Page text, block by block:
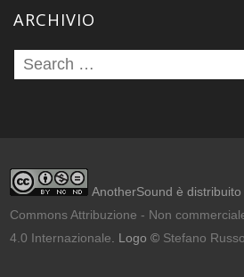
ARCHIVIO
AnotherSound è
Commons Attribuzione - Non
4.0 Internazionale. Logo © Stefano Russo